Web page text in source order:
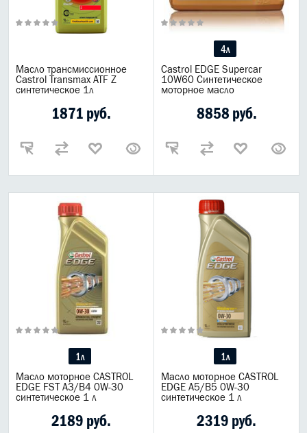
Масло трансмиссионное
Castrol Transmax ATF Z
синтетическое 1л
1871 руб.
4л
Castrol EDGE Supercar
10W60 Синтетическое
моторное масло
8858 руб.
1л
Масло моторное CASTROL
EDGE FST A3/B4 0W-30
синтетическое 1 л
2189 руб.
1л
Масло моторное CASTROL
EDGE A5/B5 0W-30
синтетическое 1 л
2319 руб.